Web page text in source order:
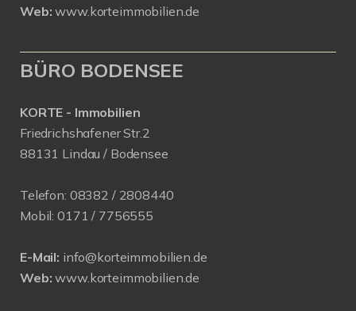
Web: www.korteimmobilien.de
BÜRO BODENSEE
KORTE - Immobilien
Friedrichshafener Str.2
88131 Lindau / Bodensee
Telefon: 08382 / 2808440
Mobil: 0171 / 7756555
E-Mail: info@korteimmobilien.de
Web: www.korteimmobilien.de